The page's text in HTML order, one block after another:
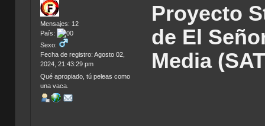
Mensajes: 12
País:
Sexo:
Fecha de registro: Agosto 02,
2024, 21:43:29 pm
Qué apropiado, tú peleas como
una vaca.
Proyecto
de El
Media